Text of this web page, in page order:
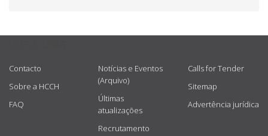
Contacto
Sobre a HCCH
FAQ
Notícias e Eventos
(Arquivo)
Últimas
atualizações
Recrutamento
Calls for Tender
Sitemap
Advertência jurídica